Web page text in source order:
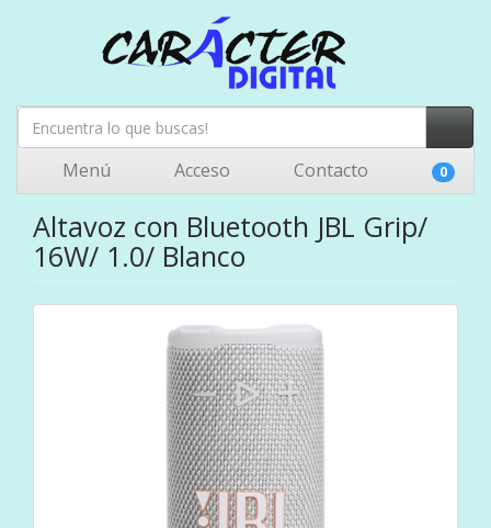
Menú Acceso Contacto 0
Altavoz con Bluetooth JBL Grip/
16W/ 1.0/ Blanco